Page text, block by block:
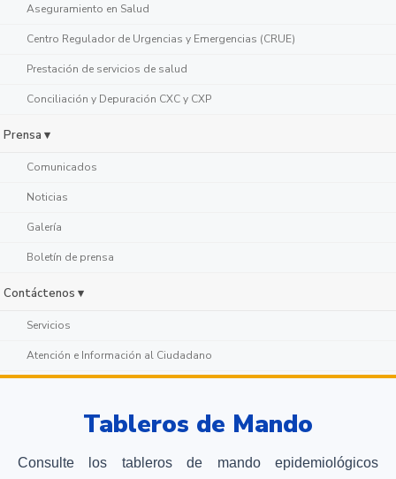
Aseguramiento en Salud
Centro Regulador de Urgencias y Emergencias (CRUE)
Prestación de servicios de salud
Conciliación y Depuración CXC y CXP
Prensa ▾
Comunicados
Noticias
Galería
Boletín de prensa
Contáctenos ▾
Servicios
Atención e Información al Ciudadano
Tableros de Mando
Consulte los tableros de mando epidemiológicos